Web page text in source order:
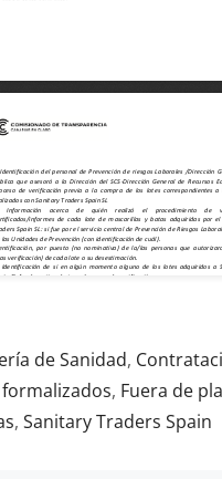
de Sanidad,
, Fuera de
, Sanitary Traders Spain